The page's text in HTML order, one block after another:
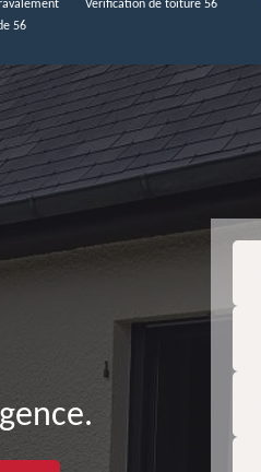
56
Vérification de toiture 56